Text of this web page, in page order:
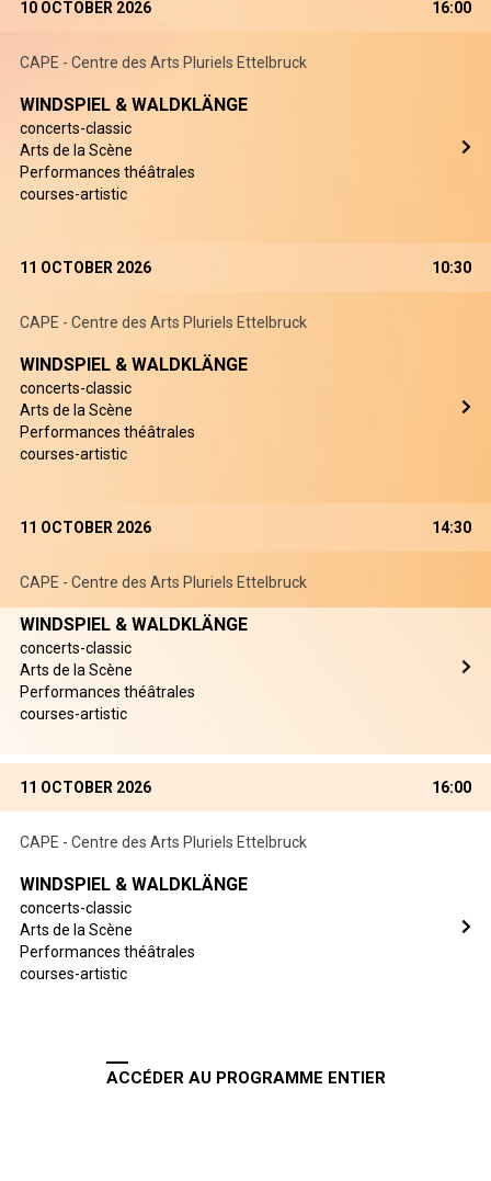
10 OCTOBER 2026 16:00
CAPE - Centre des Arts Pluriels Ettelbruck
WINDSPIEL & WALDKLÄNGE
concerts-classic
Arts de la Scène
Performances théâtrales
courses-artistic
11 OCTOBER 2026 10:30
CAPE - Centre des Arts Pluriels Ettelbruck
WINDSPIEL & WALDKLÄNGE
concerts-classic
Arts de la Scène
Performances théâtrales
courses-artistic
11 OCTOBER 2026 14:30
CAPE - Centre des Arts Pluriels Ettelbruck
WINDSPIEL & WALDKLÄNGE
concerts-classic
Arts de la Scène
Performances théâtrales
courses-artistic
11 OCTOBER 2026 16:00
CAPE - Centre des Arts Pluriels Ettelbruck
WINDSPIEL & WALDKLÄNGE
concerts-classic
Arts de la Scène
Performances théâtrales
courses-artistic
ACCÉDER AU PROGRAMME ENTIER